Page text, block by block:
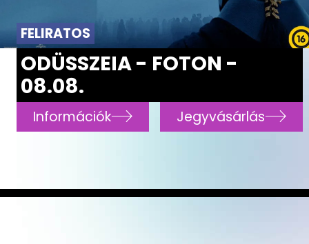
FELIRATOS
ODÜSSZEIA - FOTON -
08.08.
Információk Jegyvásárlás